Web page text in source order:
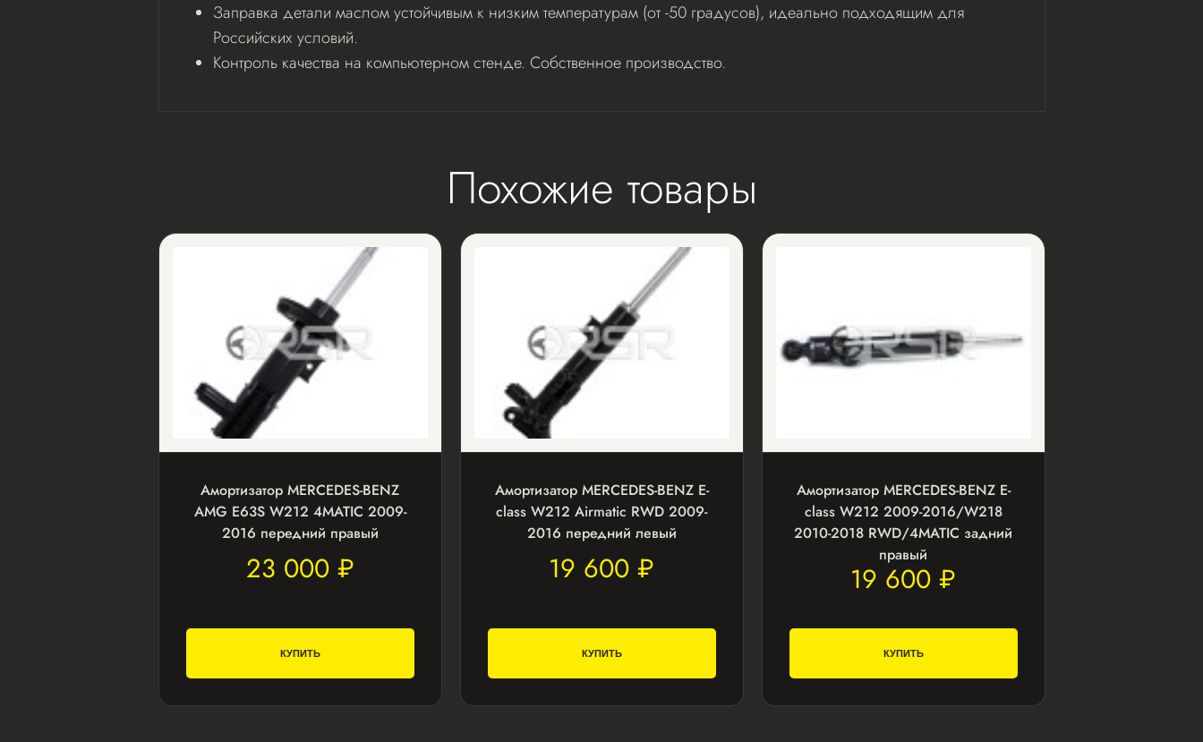
Заправка детали маслом устойчивым к низким температурам (от -50 градусов), идеально подходящим для
Российских условий.
Контроль качества на компьютерном стенде. Собственное производство.
Похожие товары
Амортизатор MERCEDES-BENZ
AMG E63S W212 4MATIC 2009-
2016 передний правый
23 000 ₽
КУПИТЬ
Амортизатор MERCEDES-BENZ E-
class W212 Airmatic RWD 2009-
2016 передний левый
19 600 ₽
КУПИТЬ
Амортизатор MERCEDES-BENZ E-
class W212 2009-2016/W218
2010-2018 RWD/4MATIC задний
правый
19 600 ₽
КУПИТЬ